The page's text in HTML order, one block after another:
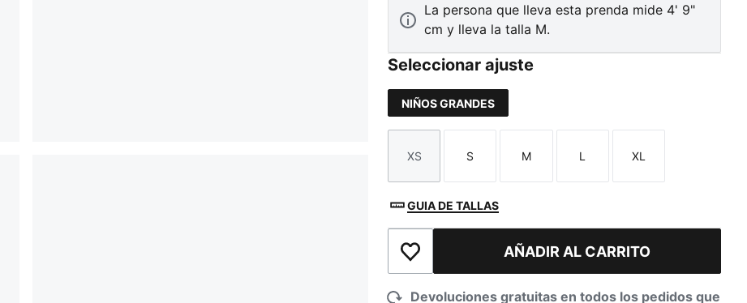
La persona que lleva esta prenda mide 4' 9"
cm y lleva la talla M.
Seleccionar ajuste
NIÑOS GRANDES
Talla
XS
Talla
S
Talla
M
Talla
L
Talla
XL
GUIA DE TALLAS
Añadir a la lista de deseosAÑADIR AL CARRITO
Devoluciones gratuitas en todos los pedidos que